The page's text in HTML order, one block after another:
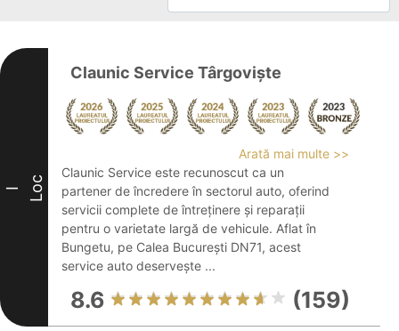
I Loc
Claunic Service Târgoviște
Arată mai multe >>
Claunic Service este recunoscut ca un
partener de încredere în sectorul auto, oferind
servicii complete de întreținere și reparații
pentru o varietate largă de vehicule. Aflat în
Bungetu, pe Calea București DN71, acest
service auto deservește ...
8.6 (159)